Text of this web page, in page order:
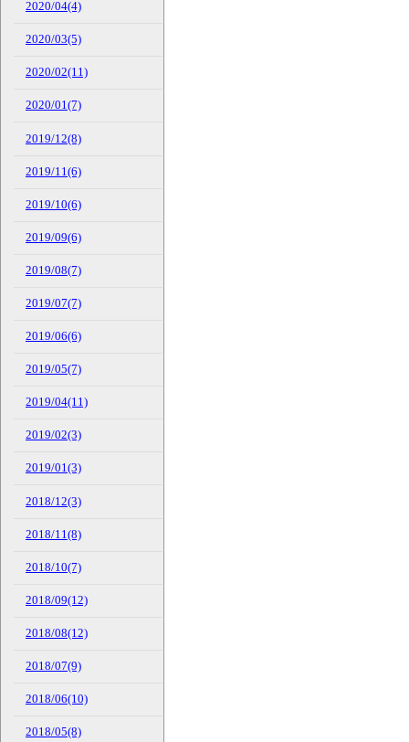
2020/04(4)
2020/03(5)
2020/02(11)
2020/01(7)
2019/12(8)
2019/11(6)
2019/10(6)
2019/09(6)
2019/08(7)
2019/07(7)
2019/06(6)
2019/05(7)
2019/04(11)
2019/02(3)
2019/01(3)
2018/12(3)
2018/11(8)
2018/10(7)
2018/09(12)
2018/08(12)
2018/07(9)
2018/06(10)
2018/05(8)